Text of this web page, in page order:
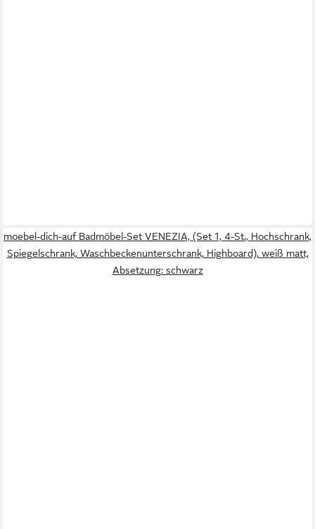
moebel-dich-auf Badmöbel-Set VENEZIA, (Set 1, 4-St., Hochschrank,
Spiegelschrank, Waschbeckenunterschrank, Highboard), weiß matt,
Absetzung: schwarz